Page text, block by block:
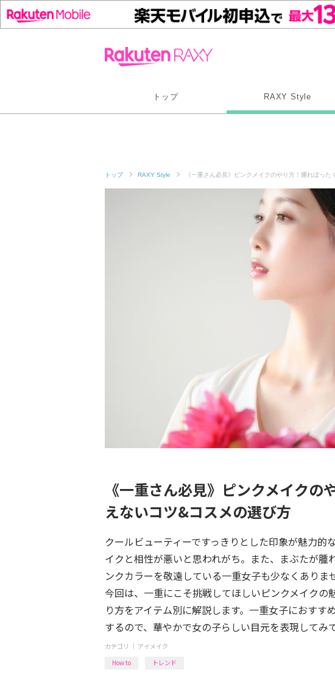
トップ RAXY Style
トップ RAXY Style 《一重さん必見》ピンクメイクのやり方！腫れぼっ
《一重さん必見》ピンクメイクの
えないコツ&コスメの選び方
クールビューティーですっきりとした印象が魅力的
イクと相性が悪いと思われがち。また、まぶたが腫
ンクカラーを敬遠している一重女子も少なくありま
今回は、一重にこそ挑戦してほしいピンクメイクの
り方をアイテム別に解説します。一重女子におす
するので、華やかで女の子らしい目元を表現してみ
カテゴリ ｜ アイメイク
How to
トレンド